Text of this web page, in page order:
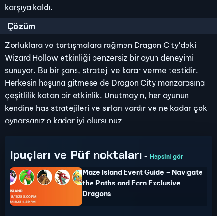
karşıya kaldı.
Çözüm
Zorluklara ve tartışmalara rağmen Dragon City'deki
Wizard Hollow etkinliği benzersiz bir oyun deneyimi
sunuyor. Bu bir şans, strateji ve karar verme testidir.
Herkesin hoşuna gitmese de Dragon City manzarasına
çeşitlilik katan bir etkinlik. Unutmayın, her oyunun
kendine has stratejileri ve sırları vardır ve ne kadar çok
oynarsanız o kadar iyi olursunuz.
Ipuçları ve Püf noktaları - Hepsini gör
Maze Island Event Guide – Navigate
the Paths and Earn Exclusive
Dragons